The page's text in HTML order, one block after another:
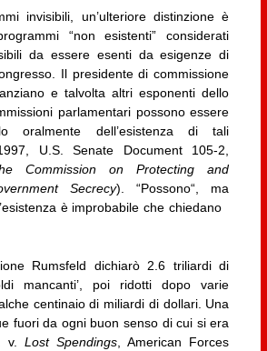
invisibili, un’ulteriore distinzione è
“non esistenti” considerati
da essere esenti da esigenze di
Il presidente di commissione
e talvolta altri esponenti dello
parlamentari possono essere
oralmente dell’esistenza di tali
U.S. Senate Document 105-2,
Commission on Protecting and
Secrecy). “Possono“, ma
è improbabile che chiedano
Rumsfeld dichiarò 2.6 triliardi di
mancanti’, poi ridotti dopo varie
centinaio di miliardi di dollari. Una
fuori da ogni buon senso di cui si era
v.Lost Spendings , American Forces